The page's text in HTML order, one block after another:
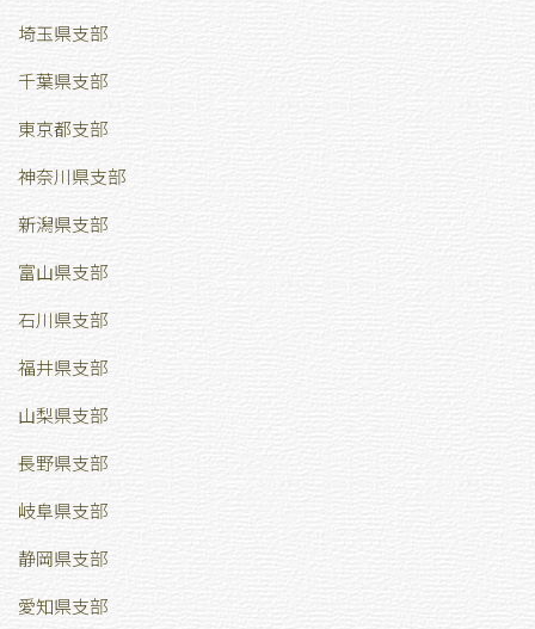
埼玉県支部
千葉県支部
東京都支部
神奈川県支部
新潟県支部
富山県支部
石川県支部
福井県支部
山梨県支部
長野県支部
岐阜県支部
静岡県支部
愛知県支部